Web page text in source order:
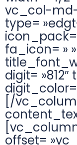
vc_col-
type=
fa_icon= »
digit=
digit_color=
[/
offset=